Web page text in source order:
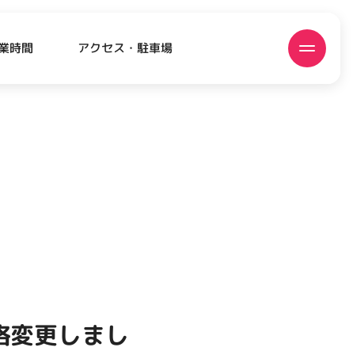
時間 アクセス・駐車場
変更しまし